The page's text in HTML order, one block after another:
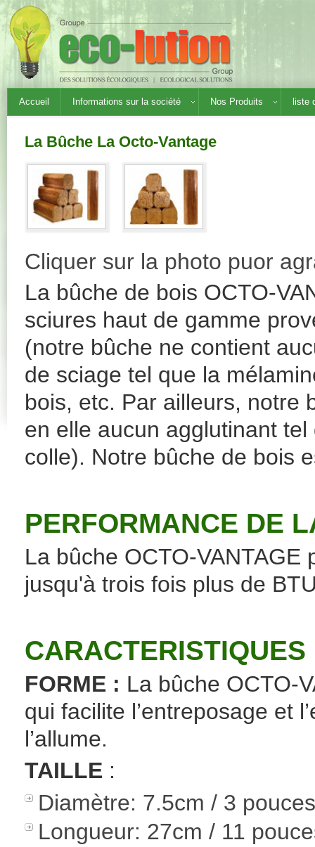
Accueil Informations sur la société Nos Produits liste
La Bûche La Octo-Vantage
Cliquer sur la photo puor
La bûche de bois OCTO-
sciures haut de gamme
(notre bûche ne contient
de sciage tel que la
bois, etc. Par ailleurs, notre
en elle aucun agglutinant
colle). Notre bûche de bois
PERFORMANCE DE
La bûche OCTO-
jusqu'à trois fois plus de
FORME : La bûche OCTO-
qui facilite l’entreposage et
l’allume.
TAILLE :
Diamètre: 7.5cm / 3 pouces
Longueur: 27cm / 11